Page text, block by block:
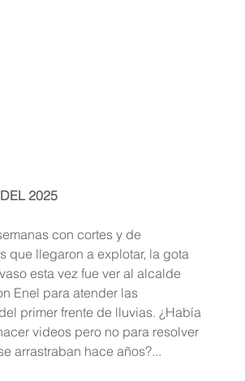
2025
con cortes y de
que llegaron a explotar, la gota
esta vez fue ver al alcalde
Enel para atender las
primer frente de lluvias. ¿Había
videos pero no para resolver
arrastraban hace años?...